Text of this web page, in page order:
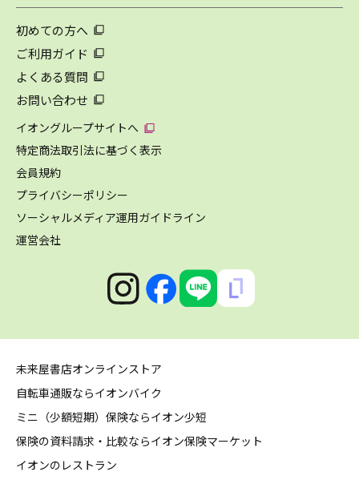
初めての方へ
ご利用ガイド
よくある質問
お問い合わせ
イオングループサイトへ
特定商法取引法に基づく表示
会員規約
プライバシーポリシー
ソーシャルメディア運用ガイドライン
運営会社
未来屋書店オンラインストア
自転車通販ならイオンバイク
ミニ（少額短期）保険ならイオン少短
保険の資料請求・比較ならイオン保険マーケット
イオンのレストラン